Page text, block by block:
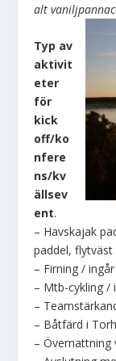
alt
Typ av
aktivit
eter
för
kick
off/ko
nfere
ns/kv
ällsev
ent.
– Havskajak
paddel, flytväst
– Firning /
– Mtb-cykling /
–
– Båtfärd i
– Övernattning